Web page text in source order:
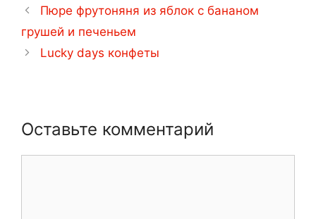
Навигация
записи
Пюре фрутоняня из яблок с бананом
грушей и печеньем
Lucky days конфеты
Оставьте комментарий